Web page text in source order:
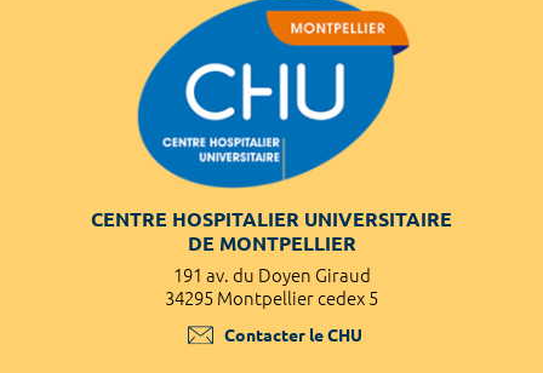
CENTRE HOSPITALIER UNIVERSITAIRE
DE MONTPELLIER
191 av. du Doyen Giraud
34295 Montpellier cedex 5
Contacter le CHU